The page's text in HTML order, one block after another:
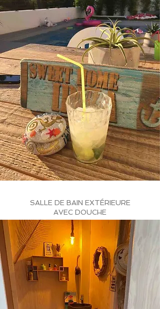
SALLE DE BAIN EXTÉRIEURE
AVEC DOUCHE